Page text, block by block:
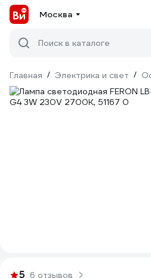
Москва
Поиск в каталоге
Главная / Электрика и свет /
5 6 отзывов